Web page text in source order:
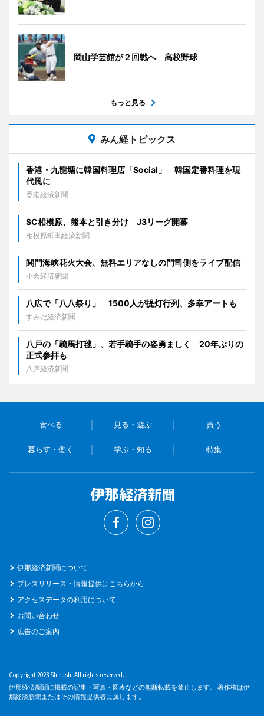
岡山学芸館が２回戦へ 高校野球
もっと見る
みん経トピックス
香港・九龍塘に韓国料理店「Social」 韓国定番料理を現
代風に
香港経済新聞
SC相模原、熊本と引き分け J3リーグ開幕
相模原町田経済新聞
関門海峡花火大会、無料エリアなしの門司側をライブ配信
小倉経済新聞
八広で「八八祭り」 1500人が提灯行列、多幸アートも
すみだ経済新聞
八戸の「騎馬打毬」、若手騎手の姿勇ましく 20年ぶりの
正式参拝も
八戸経済新聞
食べる 見る・遊ぶ 買う
暮らす・働く 学ぶ・知る 特集
伊那経済新聞について
プレスリリース・情報提供はこちらから
アクセスデータの利用について
お問い合わせ
広告のご案内
Copyright 2023 Shirushi All rights reserved.
伊那経済新聞に掲載の記事・写真・図表などの無断転載を禁止します。 著作権は伊
那経済新聞またはその情報提供者に属します。